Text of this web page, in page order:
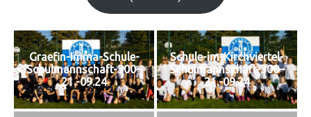
Graefin-Imma-Schule-
Schulmannschaft-300–
21.-09.24
Schule-im-Kirchviertel-
Schulmannschaft-300–
21.-09.24